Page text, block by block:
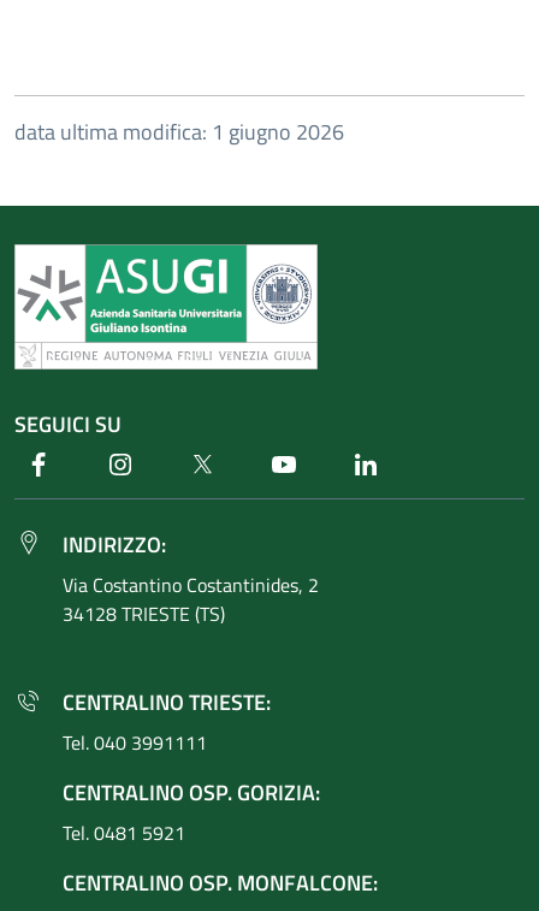
data ultima modifica: 1 giugno 2026
SEGUICI SU
Facebook Instagram Twitter Youtube
INDIRIZZO:
Via Costantino Costantinides, 2
34128 TRIESTE (TS)
CENTRALINO TRIESTE:
Tel. 040 3991111
CENTRALINO OSP. GORIZIA:
Tel. 0481 5921
CENTRALINO OSP. MONFALCONE: